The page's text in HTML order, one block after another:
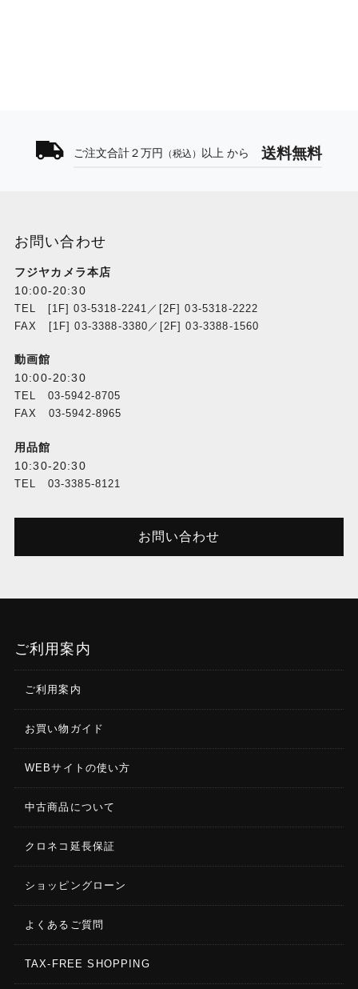
ご注文合計２万円 （税込） 以上 から 送料無料
お問い合わせ
フジヤカメラ本店
10:00-20:30
TEL [1F] 03-5318-2241／[2F] 03-5318-2222
FAX [1F] 03-3388-3380／[2F] 03-3388-1560
動画館
10:00-20:30
TEL 03-5942-8705
FAX 03-5942-8965
用品館
10:30-20:30
TEL 03-3385-8121
お問い合わせ
ご利用案内
ご利用案内
お買い物ガイド
WEBサイトの使い方
中古商品について
クロネコ延長保証
ショッピングローン
よくあるご質問
TAX-FREE SHOPPING